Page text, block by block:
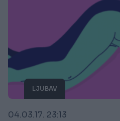
LJUBAV
04.03.17. 23:13